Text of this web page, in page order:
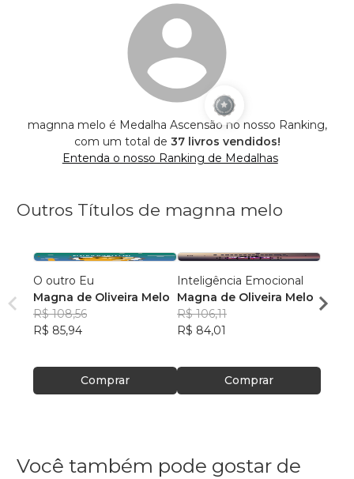
magnna melo é Medalha Ascensão no nosso Ranking,
com um total de 37 livros vendidos!
Entenda o nosso Ranking de Medalhas
Outros Títulos de magnna melo
O outro Eu
Magna de Oliveira Melo
R$ 108,56
R$ 85,94
Comprar
Inteligência Emocional
Magna de Oliveira Melo
R$ 106,11
R$ 84,01
Comprar
R$
Você também pode gostar de